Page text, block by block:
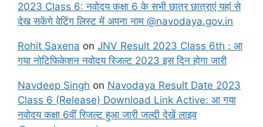
2023 Class 6: नवोदय कक्षा 6 के सभी छात्र छात्राएं यहां से
देख सकेंगे वेटिंग लिस्ट में अपना नाम @navodaya.gov.in
Rohit Saxena on JNV Result 2023 Class 6th : आ
गया नोटिफिकेशन नवोदय रिजल्ट 2023 इस दिन होगा जारी
Navdeep Singh on Navodaya Result Date 2023
Class 6 (Release) Download Link Active: आ गया
नवोदय कक्षा 6वीं रिजल्ट हुआ जारी जल्दी देखें लाइव